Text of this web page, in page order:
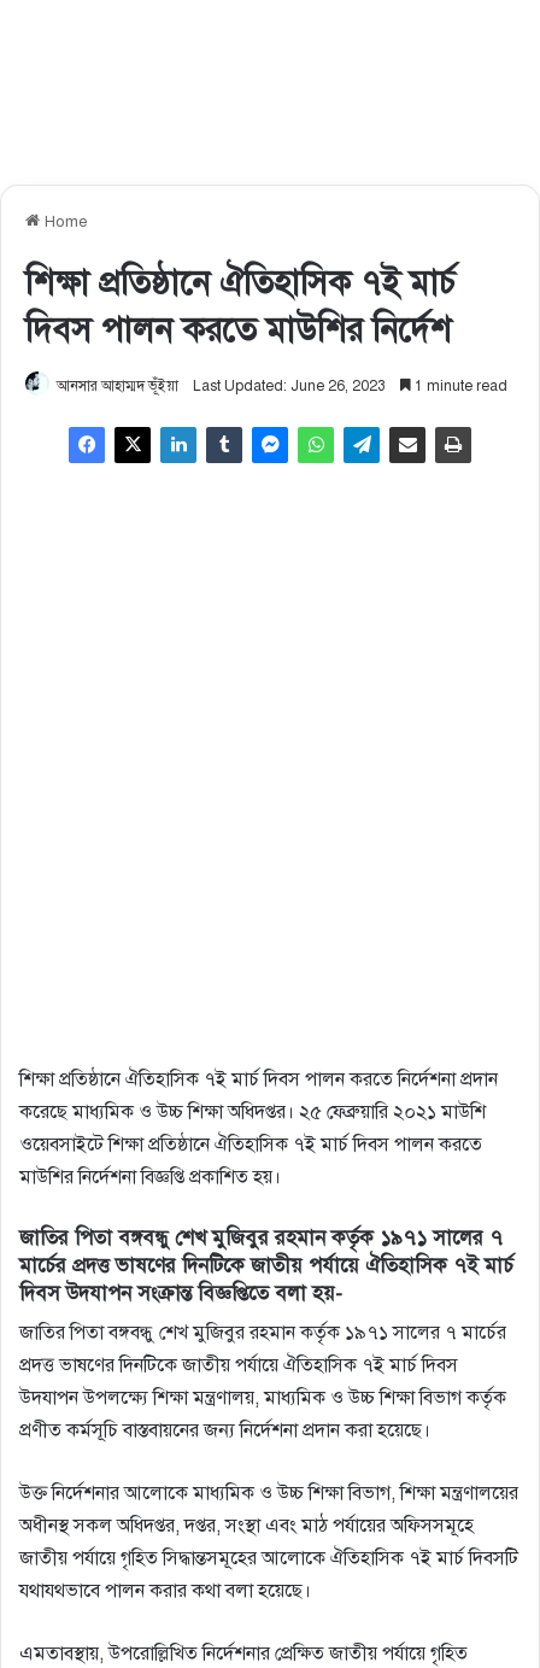
Home
শিক্ষা প্রতিষ্ঠানে ঐতিহাসিক ৭ই মার্চ
দিবস পালন করতে মাউশির নির্দেশ
আনসার আহাম্মদ ভূঁইয়া Last Updated: June 26, 2023 1 minute read
শিক্ষা প্রতিষ্ঠানে ঐতিহাসিক ৭ই মার্চ দিবস পালন করতে নির্দেশনা প্রদান
করেছে মাধ্যমিক ও উচ্চ শিক্ষা অধিদপ্তর। ২৫ ফেব্রুয়ারি ২০২১ মাউশি
ওয়েবসাইটে শিক্ষা প্রতিষ্ঠানে ঐতিহাসিক ৭ই মার্চ দিবস পালন করতে
মাউশির নির্দেশনা বিজ্ঞপ্তি প্রকাশিত হয়।
জাতির পিতা বঙ্গবন্ধু শেখ মুজিবুর রহমান কর্তৃক ১৯৭১ সালের ৭
মার্চের প্রদত্ত ভাষণের দিনটিকে জাতীয় পর্যায়ে ঐতিহাসিক ৭ই মার্চ
দিবস উদযাপন সংক্রান্ত বিজ্ঞপ্তিতে বলা হয়-
জাতির পিতা বঙ্গবন্ধু শেখ মুজিবুর রহমান কর্তৃক ১৯৭১ সালের ৭ মার্চের
প্রদত্ত ভাষণের দিনটিকে জাতীয় পর্যায়ে ঐতিহাসিক ৭ই মার্চ দিবস
উদযাপন উপলক্ষ্যে শিক্ষা মন্ত্রণালয়, মাধ্যমিক ও উচ্চ শিক্ষা বিভাগ কর্তৃক
প্রণীত কর্মসূচি বাস্তবায়নের জন্য নির্দেশনা প্রদান করা হয়েছে।
উক্ত নির্দেশনার আলােকে মাধ্যমিক ও উচ্চ শিক্ষা বিভাগ, শিক্ষা মন্ত্রণালয়ের
অধীনস্থ সকল অধিদপ্তর, দপ্তর, সংস্থা এবং মাঠ পর্যায়ের অফিসসমূহে
জাতীয় পর্যায়ে গৃহিত সিদ্ধান্তসমূহের আলােকে ঐতিহাসিক ৭ই মার্চ দিবসটি
যথাযথভাবে পালন করার কথা বলা হয়েছে।
এমতাবস্থায়, উপরােল্লিখিত নির্দেশনার প্রেক্ষিত জাতীয় পর্যায়ে গৃহিত